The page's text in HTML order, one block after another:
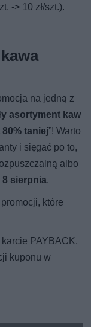
-> 10 zł/szt.).
na jedną z
asortyment kaw
taniej”! Warto
i sięgać po to,
albo
8 sierpnia.
które
PAYBACK,
kuponu w